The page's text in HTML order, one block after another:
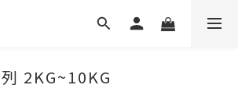
2KG~10KG